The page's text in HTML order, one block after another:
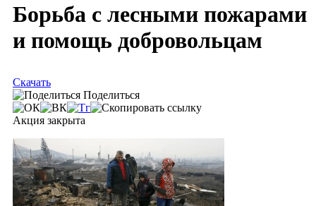
Борьба с лесными пожарами
и помощь добровольцам
Скачать
Поделиться
Акция закрыта